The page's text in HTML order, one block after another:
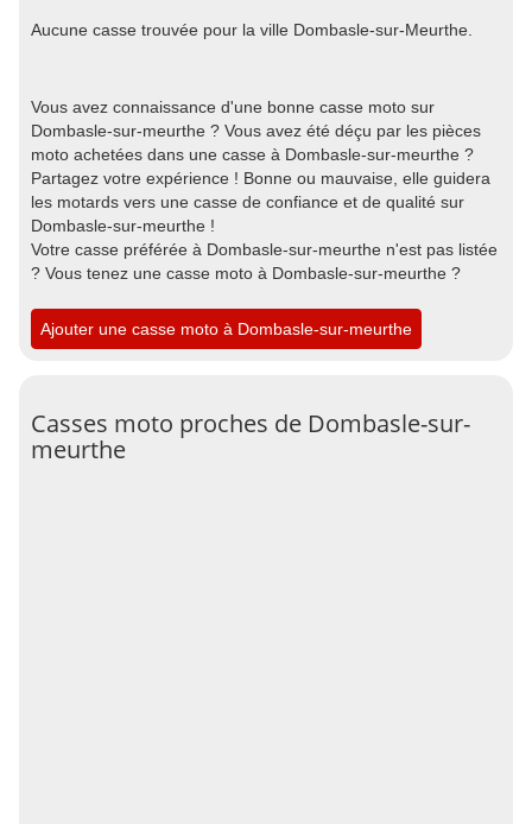
Aucune casse trouvée pour la ville Dombasle-sur-Meurthe.
Vous avez connaissance d'une bonne casse moto sur
Dombasle-sur-meurthe ? Vous avez été déçu par les pièces
moto achetées dans une casse à Dombasle-sur-meurthe ?
Partagez votre expérience ! Bonne ou mauvaise, elle guidera
les motards vers une casse de confiance et de qualité sur
Dombasle-sur-meurthe !
Votre casse préférée à Dombasle-sur-meurthe n'est pas listée
? Vous tenez une casse moto à Dombasle-sur-meurthe ?
Ajouter une casse moto à Dombasle-sur-meurthe
Casses moto proches de Dombasle-sur-
meurthe